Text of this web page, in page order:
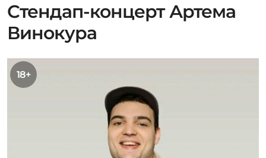
Стендап-концерт Артема
Винокура
18+